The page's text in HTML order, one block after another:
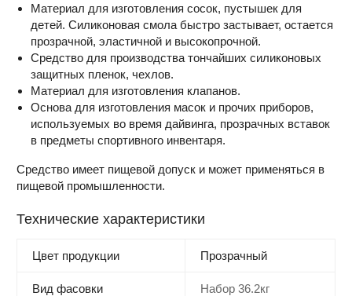
Материал для изготовления сосок, пустышек для
детей. Силиконовая смола быстро застывает, остается
прозрачной, эластичной и высокопрочной.
Средство для производства тончайших силиконовых
защитных пленок, чехлов.
Материал для изготовления клапанов.
Основа для изготовления масок и прочих приборов,
используемых во время дайвинга, прозрачных вставок
в предметы спортивного инвентаря.
Средство имеет пищевой допуск и может применяться в
пищевой промышленности.
Технические характеристики
Цвет продукции Прозрачный
Вид фасовки Набор 36.2кг